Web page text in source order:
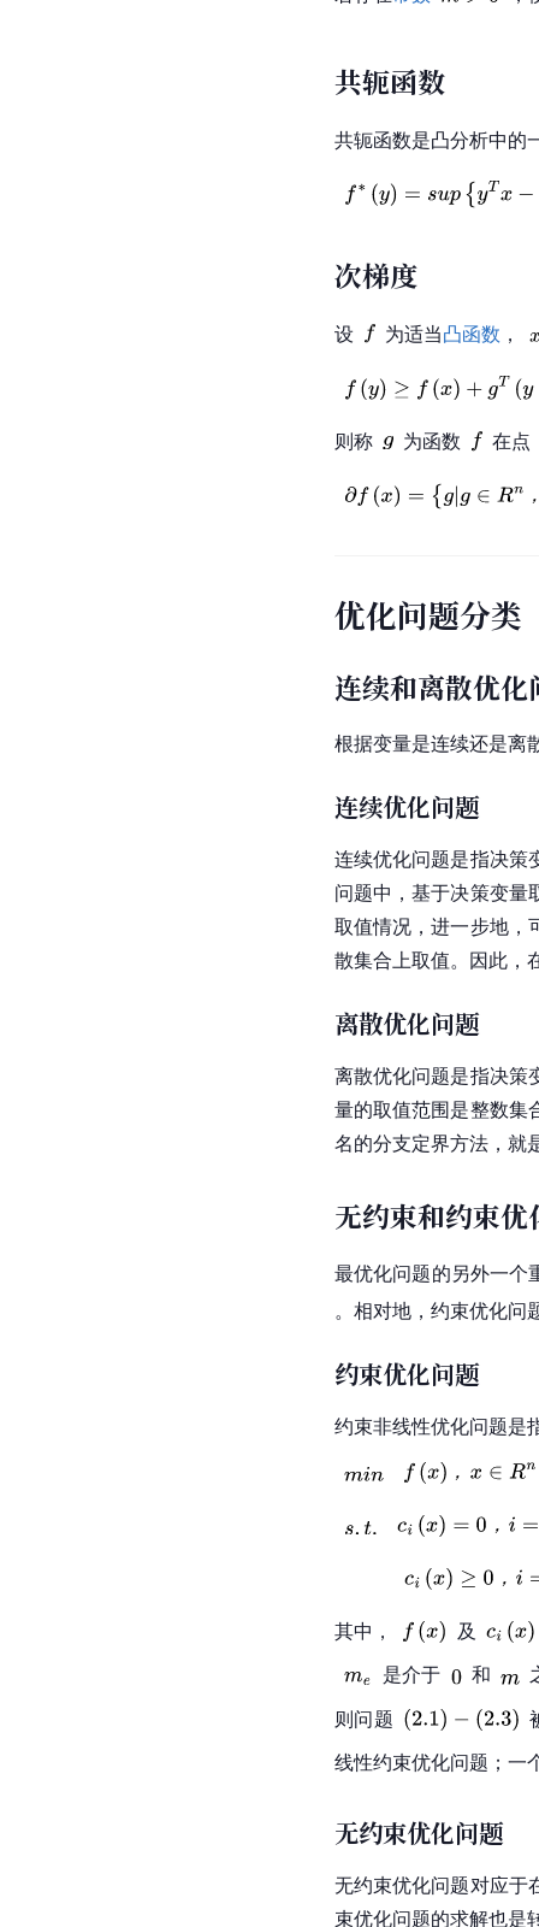
共轭函数
共轭函数是凸分析中的
次梯度
设 为适当凸函数 ，
则称 为函数 在点
优化问题分类
连续和离散优化
根据变量是连续还是离
连续优化问题
连续优化问题是指决策
问题中，基于决策变量
取值情况，进一步地，
散集合上取值。因此，
离散优化问题
离散优化问题是指决策
量的取值范围是整数集
名的分支定界方法，就
无约束和约束优
最优化问题的另外一个
。相对地，约束优化问
约束优化问题
约束非线性优化问题是
其中，
及
是介于
和
则问题
线性约束优化问题；一
无约束优化问题
无约束优化问题对应于
束优化问题的求解也是